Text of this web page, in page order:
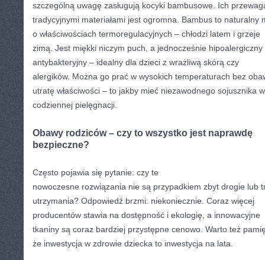
szczególną uwagę zasługują kocyki bambusowe. Ich
tradycyjnymi materiałami jest ogromna. Bambus to naturalny
o właściwościach termoregulacyjnych – chłodzi latem i grzeje
zimą. Jest miękki niczym puch, a jednocześnie hipoalergiczny
antybakteryjny – idealny dla dzieci z wrażliwą skórą czy
alergików. Można go prać w wysokich temperaturach bez
utratę właściwości – to jakby mieć niezawodnego sojusznika w
codziennej pielęgnacji.
Obawy rodziców – czy to wszystko jest naprawdę
bezpieczne?
Często pojawia się pytanie: czy te
nowoczesne rozwiązania nie są przypadkiem zbyt drogie lub
utrzymania? Odpowiedź brzmi: niekoniecznie. Coraz więcej
producentów stawia na dostępność i ekologię, a innowacyjne
tkaniny są coraz bardziej przystępne cenowo. Warto też
że inwestycja w zdrowie dziecka to inwestycja na lata.